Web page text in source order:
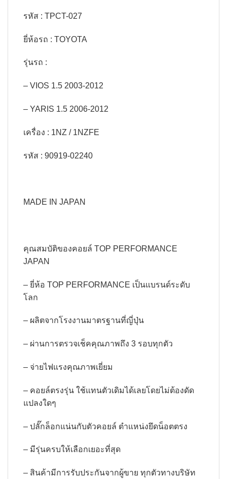
รหัส : TPCT-027
ยี่ห้อรถ : TOYOTA
รุ่นรถ :
– VIOS 1.5 2003-2012
– YARIS 1.5 2006-2012
เครื่อง : 1NZ / 1NZFE
รหัส : 90919-02240
MADE IN JAPAN
คุณสมบัติของคอยล์ TOP PERFORMANCE
JAPAN
– ยี่ห้อ TOP PERFORMANCE เป็นแบรนด์ระดับ
โลก
– ผลิตจากโรงงานมาตรฐานที่ญี่ปุ่น
– ผ่านการตรวจเช็คคุณภาพถึง 3 รอบทุกตัว
– จ่ายไฟแรงคุณภาพเยี่ยม
– คอยล์ตรงรุ่น ใช้แทนตัวเดิมได้เลยโดยไม่ต้องดัด
แปลงใดๆ
– ปลั๊กล็อกแน่นกับตัวคอยล์ ตำแหน่งยึดน็อตตรง
– มีรุ่นครบให้เลือกเยอะที่สุด
– สินค้ามีการรับประกันจากผู้ขาย ทุกตัวทางบริษัท